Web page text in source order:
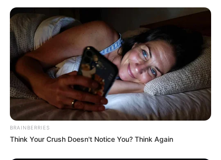
A base do protetor de porta ficará como na foto
acima, com três costuras do lado de baixo e duas
costuras aparentes do lado de cima.
BRAINBERRIES
Think Your Crush Doesn't Notice You? Think Again